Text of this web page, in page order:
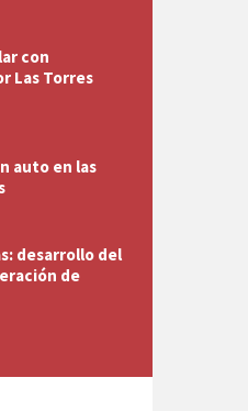
con
Las Torres
auto en las
desarrollo del
de